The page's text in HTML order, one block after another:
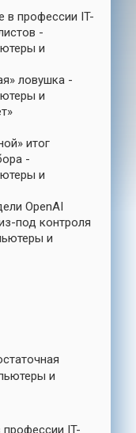
в профессии IT-
-
и
ловушка -
и
итог
-
и
OpenAI
под контроля
и
и
профессии IT-